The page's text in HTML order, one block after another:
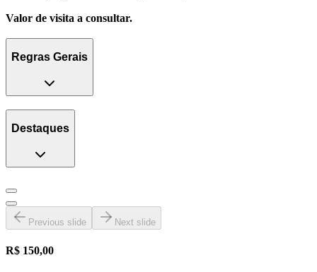
Valor de visita a consultar.
Regras Gerais
Destaques
Previous slide Next slide
R$ 150,00